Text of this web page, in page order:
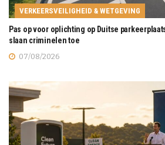
VERKEERSVEILIGHEID & WETGEVING
Pas op voor oplichting op Duitse
slaan criminelen toe
07/08/2026